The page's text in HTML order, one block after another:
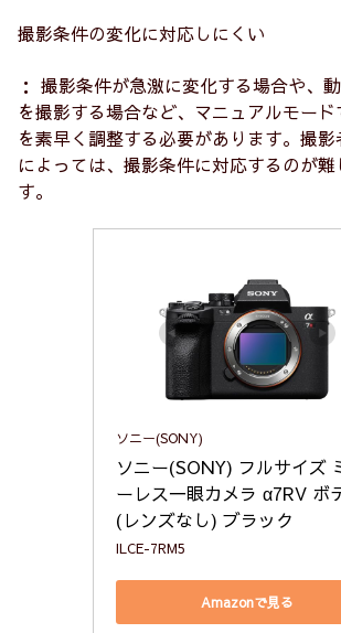
撮影条件の変化に対応しにくい
： 撮影条件が急激に変化する場合や、
を撮影する場合など、マニュアルモー
を素早く調整する必要があります。撮
によっては、撮影条件に対応するのが
す。
ソニー(SONY)
ソニー(SONY) フルサイズ
ーレス一眼カメラ α7RV ボ
(レンズなし) ブラック
ILCE-7RM5
Amazonで見る